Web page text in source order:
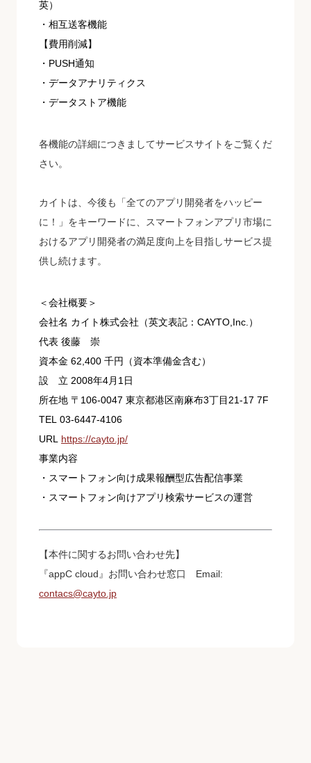
英）
・相互送客機能
【費用削減】
・PUSH通知
・データアナリティクス
・データストア機能
各機能の詳細につきましてサービスサイトをご覧くだ
さい。
カイトは、今後も「全てのアプリ開発者をハッピー
に！」をキーワードに、スマートフォンアプリ市場に
おけるアプリ開発者の満足度向上を目指しサービス提
供し続けます。
＜会社概要＞
会社名 カイト株式会社（英文表記：CAYTO,Inc.）
代表 後藤 崇
資本金 62,400 千円（資本準備金含む）
設 立 2008年4月1日
所在地 〒106-0047 東京都港区南麻布3丁目21-17 7F
TEL 03-6447-4106
URL https://cayto.jp/
事業内容
・スマートフォン向け成果報酬型広告配信事業
・スマートフォン向けアプリ検索サービスの運営
【本件に関するお問い合わせ先】
『appC cloud』お問い合わせ窓口 Email:
contacs@cayto.jp